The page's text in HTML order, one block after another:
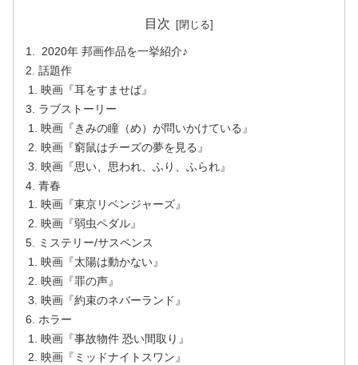
目次
2020年 邦画作品を一挙紹介♪
話題作
映画『耳をすませば』
ラブストーリー
映画『きみの瞳（め）が問いかけている』
映画『窮鼠はチーズの夢を見る』
映画『思い、思われ、ふり、ふられ』
青春
映画『東京リベンジャーズ』
映画『弱虫ペダル』
ミステリー/サスペンス
映画『太陽は動かない』
映画『罪の声』
映画『約束のネバーランド』
ホラー
映画『事故物件 恐い間取り』
映画『ミッドナイトスワン』